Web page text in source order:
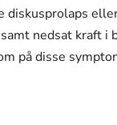
nedsat kraft i
på disse